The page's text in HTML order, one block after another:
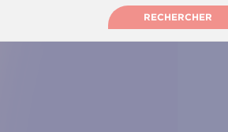
RECHERCHER